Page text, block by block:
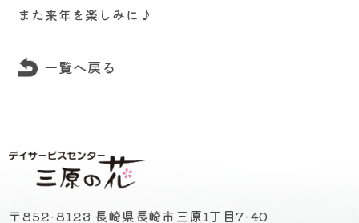
また来年を楽しみに♪
一覧へ戻る
〒852-8123 長崎県長崎市三原1丁目7-40